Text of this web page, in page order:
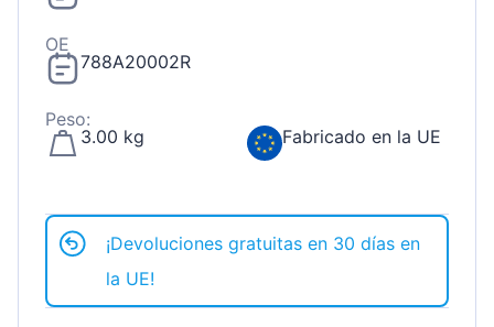
OE
788A20002R
Peso:
3.00 kg
Fabricado en la UE
¡Devoluciones gratuitas en 30 días en
la UE!